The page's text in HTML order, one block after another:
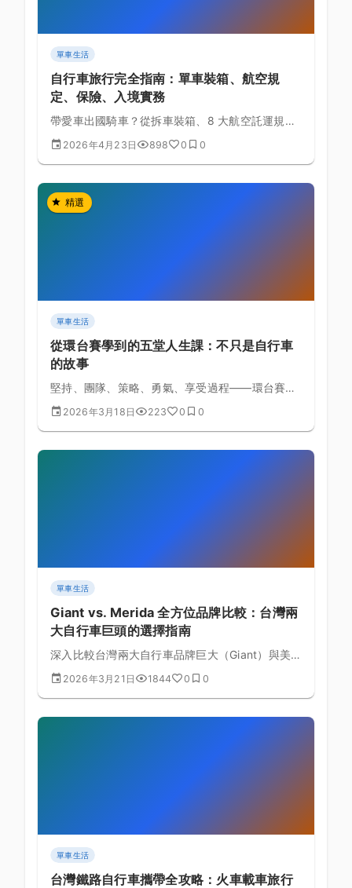
單車生活
自行車旅行完全指南：單車裝箱、航空規
定、保險、入境實務
帶愛車出國騎車？從拆車裝箱、8 大航空託運規
定、旅遊保險、海關申報到目的地組裝，這篇把單
車旅行的所有細節一次講完。
2026年4月23日 898 0 0
精選
單車生活
從環台賽學到的五堂人生課：不只是自行車
的故事
堅持、團隊、策略、勇氣、享受過程——環台賽教
會我們的不只是騎車。
2026年3月18日 223 0 0
單車生活
Giant vs. Merida 全方位品牌比較：台灣兩
大自行車巨頭的選擇指南
深入比較台灣兩大自行車品牌巨大（Giant）與美
利達（Merida）的歷史、技術、產品線與品牌哲
學，幫助車友做出最適合自己的選擇。
2026年3月21日 1844 0 0
單車生活
台灣鐵路自行車攜帶全攻略：火車載車旅行